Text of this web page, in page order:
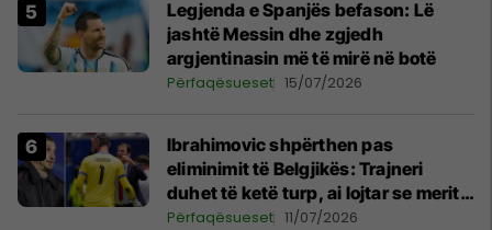
Legjenda e Spanjës befason: Lë
jashtë Messin dhe zgjedh
argjentinasin më të mirë në botë
Përfaqësueset 15/07/2026
Ibrahimovic shpërthen pas
eliminimit të Belgjikës: Trajneri
duhet të ketë turp, ai lojtar se meritoi
të luante
Përfaqësueset 11/07/2026